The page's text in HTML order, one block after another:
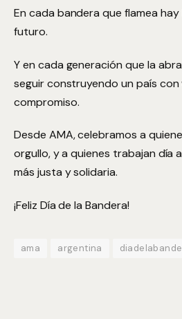
En cada bandera que flamea
futuro.
Y en cada generación que la
seguir construyendo un país
compromiso.
Desde AMA, celebramos a
orgullo, y a quienes trabajan día
más justa y solidaria.
¡Feliz Día de la Bandera!
ama argentina